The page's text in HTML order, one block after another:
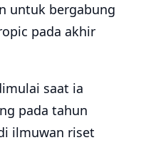
untuk bergabung
pada akhir
saat ia
pada tahun
ilmuwan riset